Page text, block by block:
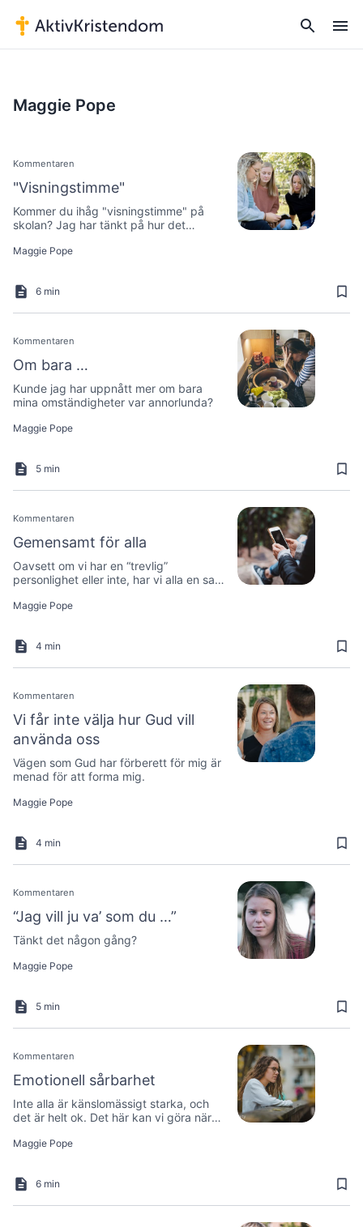
Maggie Pope
Kommentaren
"Visningstimme"
Kommer du ihåg "visningstimme" på
skolan? Jag har tänkt på hur det
evangeliet med andra.
Maggie Pope
6 min
Kommentaren
Om bara …
Kunde jag har uppnått mer om bara
mina omständigheter var annorlunda?
Maggie Pope
5 min
Kommentaren
Gemensamt för alla
Oavsett om vi har en “trevlig”
personlighet eller inte, har vi alla en sak
Maggie Pope
4 min
Kommentaren
Vi får inte välja hur Gud vill
använda oss
Vägen som Gud har förberett för mig är
menad för att forma mig.
Maggie Pope
4 min
Kommentaren
“Jag vill ju va’ som du …”
Tänkt det någon gång?
Maggie Pope
5 min
Kommentaren
Emotionell sårbarhet
Inte alla är känslomässigt starka, och
det är helt ok. Det här kan vi göra när
Maggie Pope
6 min